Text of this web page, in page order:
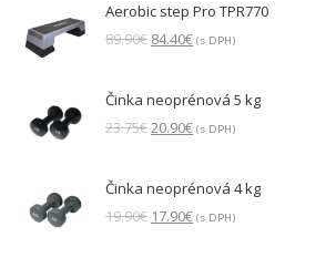
14.54€.12.36€.
Aerobic step Pro TPR770
89.90€ Pôvodná
89.90€.
84.40€Aktuálna
84.40€.
(s DPH)
Činka neoprénová 5 kg
23.75€ Pôvodná
23.75€.
20.90€Aktuálna
20.90€.
(s DPH)
Činka neoprénová 4 kg
19.90€ Pôvodná
17.90€Aktuálna
(s DPH)